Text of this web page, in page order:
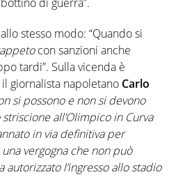
stesso modo: “Quando si
con sanzioni anche
tardi”. Sulla vicenda è
giornalista napoletano Carlo
si possono e non si devono
all’Olimpico in Curva
in via definitiva per
vergogna che non può
autorizzato l’ingresso allo stadio